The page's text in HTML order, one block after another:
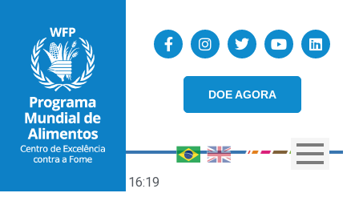
DOE AGORA
16:19